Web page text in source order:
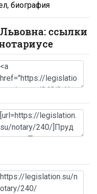
биография
ссылки